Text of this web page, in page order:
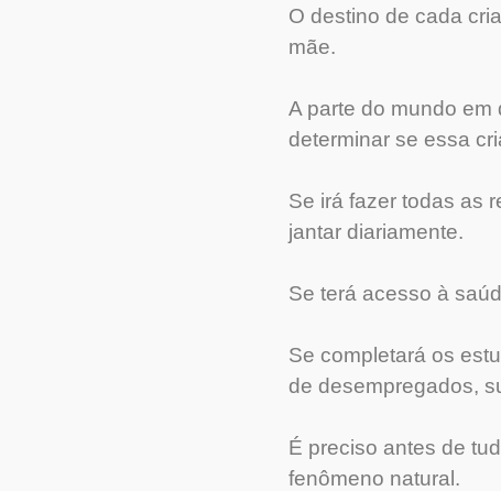
O destino de cada
mãe.
A parte do mundo
determinar se essa
Se irá fazer todas as
jantar diariamente.
Se terá acesso à
Se completará os
de desempregados,
É preciso antes de
fenômeno natural.